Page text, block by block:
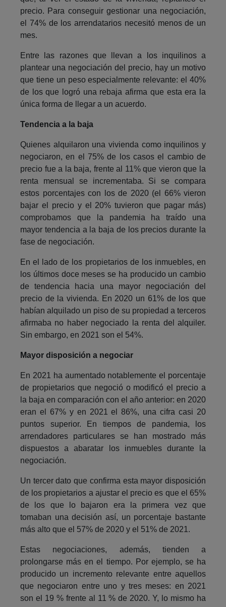
precio. Para conseguir gestionar una negociación,
el 74% de los arrendatarios necesitó menos de un
mes.
Entre las razones que llevan a los inquilinos a
plantear una negociación del precio, hay un motivo
que tiene un peso especialmente relevante: el 40%
de los que logró una rebaja afirma que esta era la
única forma de llegar a un acuerdo.
Tendencia a la baja
Quienes alquilaron una vivienda como inquilinos y
negociaron, en el 75% de los casos el cambio de
precio fue a la baja, frente al 11% que vieron que la
renta mensual se incrementaba. Si se compara
estos porcentajes con los de 2020 (el 66% vieron
bajar el precio y el 20% tuvieron que pagar más)
comprobamos que la pandemia ha traído una
mayor tendencia a la baja de los precios durante la
fase de negociación.
En el lado de los propietarios de los inmuebles, en
los últimos doce meses se ha producido un cambio
de tendencia hacia una mayor negociación del
precio de la vivienda. En 2020 un 61% de los que
habían alquilado un piso de su propiedad a terceros
afirmaba no haber negociado la renta del alquiler.
Sin embargo, en 2021 son el 54%.
Mayor disposición a negociar
En 2021 ha aumentado notablemente el porcentaje
de propietarios que negoció o modificó el precio a
la baja en comparación con el año anterior: en 2020
eran el 67% y en 2021 el 86%, una cifra casi 20
puntos superior. En tiempos de pandemia, los
arrendadores particulares se han mostrado más
dispuestos a abaratar los inmuebles durante la
negociación.
Un tercer dato que confirma esta mayor disposición
de los propietarios a ajustar el precio es que el 65%
de los que lo bajaron era la primera vez que
tomaban una decisión así, un porcentaje bastante
más alto que el 57% de 2020 y el 51% de 2021.
Estas negociaciones, además, tienden a
prolongarse más en el tiempo. Por ejemplo, se ha
producido un incremento relevante entre aquellos
que negociaron entre uno y tres meses: en 2021
son el 19 % frente al 11 % de 2020. Y, lo mismo ha